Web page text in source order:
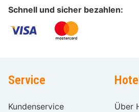
Schnell und sicher bezahlen:
Service
Kundenservice
Über